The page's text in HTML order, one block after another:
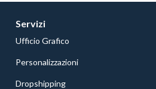
Servizi
Ufficio Grafico
Personalizzazioni
Dropshipping